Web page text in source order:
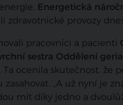
Energetická
zdravotnické provozy
pracovníci a pacienti
sestra Oddělení
. Ta ocenila skutečnost, že
„A už nyní je
mít díky jedno a